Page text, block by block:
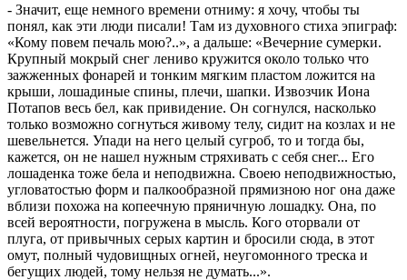
- Значит, еще немного времени отниму: я хочу, чтобы ты
понял, как эти люди писали! Там из духовного стиха эпиграф:
«Кому повем печаль мою?..», а дальше: «Вечерние сумерки.
Крупный мокрый снег лениво кружится около только что
зажженных фонарей и тонким мягким пластом ложится на
крыши, лошадиные спины, плечи, шапки. Извозчик Иона
Потапов весь бел, как привидение. Он согнулся, насколько
только возможно согнуться живому телу, сидит на козлах и не
шевельнется. Упади на него целый сугроб, то и тогда бы,
кажется, он не нашел нужным стряхивать с себя снег... Его
лошаденка тоже бела и неподвижна. Своею неподвижностью,
угловатостью форм и палкообразной прямизною ног она даже
вблизи похожа на копеечную пряничную лошадку. Она, по
всей вероятности, погружена в мысль. Кого оторвали от
плуга, от привычных серых картин и бросили сюда, в этот
омут, полный чудовищных огней, неугомонного треска и
бегущих людей, тому нельзя не думать...».